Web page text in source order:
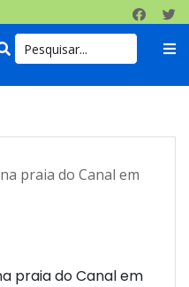
praia do Canal em